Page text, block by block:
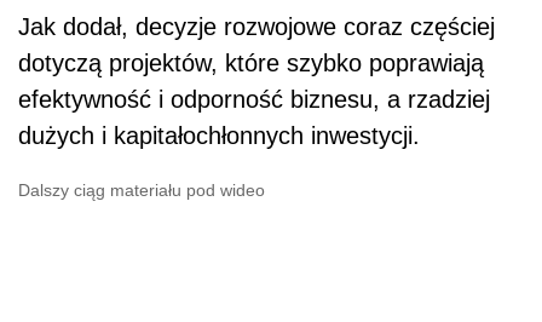
Jak dodał, decyzje rozwojowe coraz częściej
dotyczą projektów, które szybko poprawiają
efektywność i odporność biznesu, a rzadziej
dużych i kapitałochłonnych inwestycji.
Dalszy ciąg materiału pod wideo